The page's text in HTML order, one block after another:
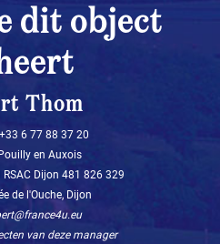
dit object
Thom
6 77 88 37 20
en Auxois
Dijon 481 826 329
de l'Ouche, Dijon
van deze manager